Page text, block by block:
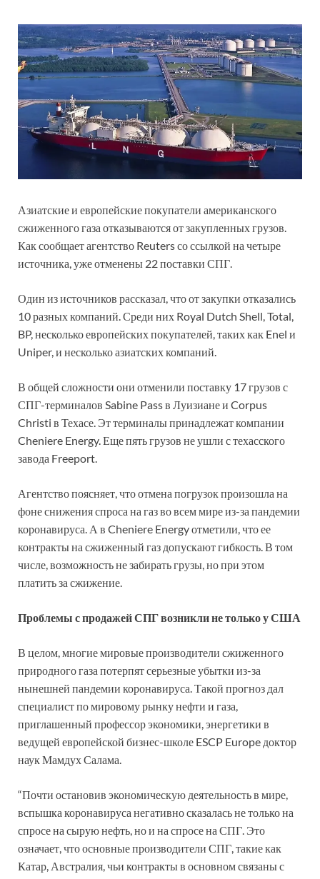
Азиатские и европейские покупатели американского
сжиженного газа отказываются от закупленных грузов.
Как сообщает агентство Reuters со ссылкой на четыре
источника, уже отменены 22 поставки СПГ.
Один из источников рассказал, что от закупки отказались
10 разных компаний. Среди них Royal Dutch Shell, Total,
BP, несколько европейских покупателей, таких как Enel и
Uniper, и несколько азиатских компаний.
В общей сложности они отменили поставку 17 грузов с
СПГ-терминалов Sabine Pass в Луизиане и Corpus
Christi в Техасе. Эт терминалы принадлежат компании
Cheniere Energy. Еще пять грузов не ушли с техасского
завода Freeport.
Агентство поясняет, что отмена погрузок произошла на
фоне снижения спроса на газ во всем мире из-за пандемии
коронавируса. А в Cheniere Energy отметили, что ее
контракты на сжиженный газ допускают гибкость. В том
числе, возможность не забирать грузы, но при этом
платить за сжижение.
Проблемы с продажей СПГ возникли не только у США
В целом, многие мировые производители сжиженного
природного газа потерпят серьезные убытки из-за
нынешней пандемии коронавируса. Такой прогноз дал
специалист по мировому рынку нефти и газа,
приглашенный профессор экономики, энергетики в
ведущей европейской бизнес-школе ESCP Europe доктор
наук Мамдух Салама.
“Почти остановив экономическую деятельность в мире,
вспышка коронавируса негативно сказалась не только на
спросе на сырую нефть, но и на спросе на СПГ. Это
означает, что основные производители СПГ, такие как
Катар, Австралия, чьи контракты в основном связаны с